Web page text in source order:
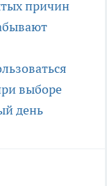
причин
выборе
день